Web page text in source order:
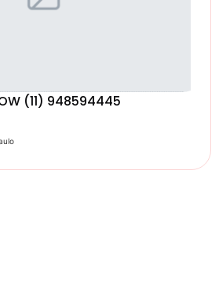
(11) 948594445